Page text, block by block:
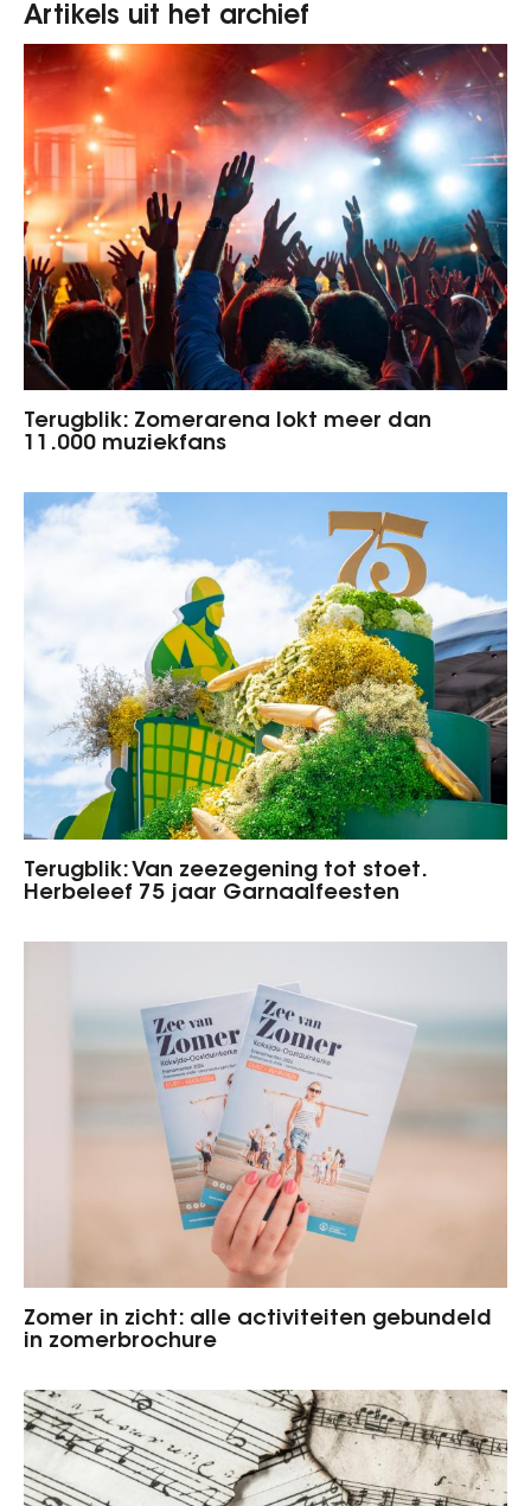
Artikels uit het archief
Terugblik: Zomerarena lokt meer dan
11.000 muziekfans
Terugblik: Van zeezegening tot stoet.
Herbeleef 75 jaar Garnaalfeesten
Zomer in zicht: alle activiteiten gebundeld
in zomerbrochure